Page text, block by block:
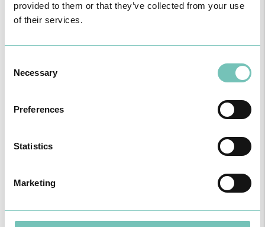
provided to them or that they’ve collected from your use
of their services.
Selection
Necessary
Preferences
Statistics
Marketing
Realizou-se no Hospital CUF Faro a primeira Cirurgia de Estrabismo